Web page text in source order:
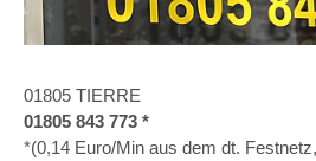
01805 TIERRE
01805 843 773 *
*(0,14 Euro/Min aus dem dt.